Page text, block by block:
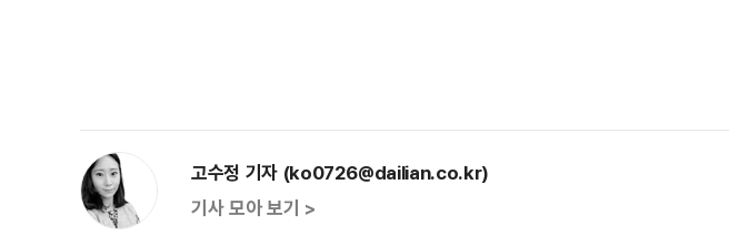
고수정 기자 (ko0726@dailian.co.kr)
기사 모아 보기 >